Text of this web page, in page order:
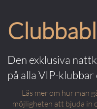
Den exklusiva
på alla VIP-klubbar
Läs mer om hur man
möjligheten att bjuda in